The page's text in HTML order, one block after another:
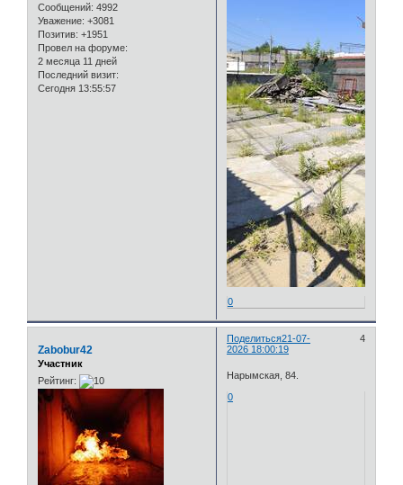
Сообщений: 4992
Уважение: +3081
Позитив: +1951
Провел на форуме:
2 месяца 11 дней
Последний визит:
Сегодня 13:55:57
0
Поделиться 4
21-07-
2026 18:00:19
Zabobur42
Участник
Рейтинг:
Нарымская, 84.
0